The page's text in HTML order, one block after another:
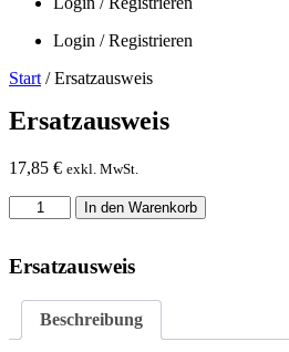
Login / Registrieren
Start / Ersatzausweis
Ersatzausweis
17,85 € exkl. MwSt.
Ersatzausweis
Menge
In den Warenkorb
Ersatzausweis
Beschreibung